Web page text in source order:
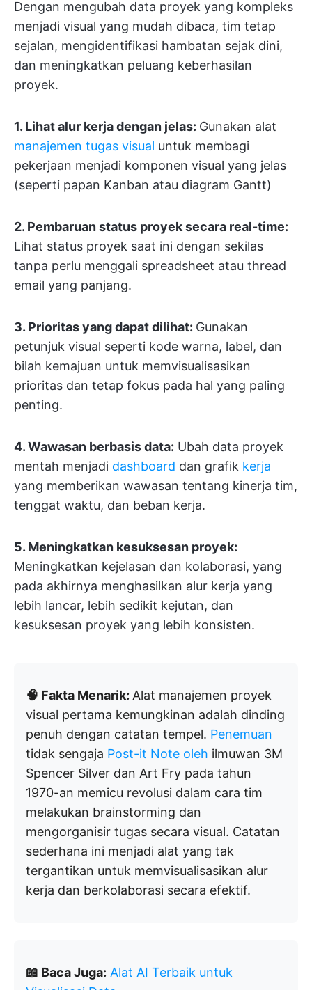
Dengan mengubah data proyek yang kompleks
menjadi visual yang mudah dibaca, tim tetap
sejalan, mengidentifikasi hambatan sejak dini,
dan meningkatkan peluang keberhasilan
proyek.
1. Lihat alur kerja dengan jelas: Gunakan alat
manajemen tugas visual untuk membagi
pekerjaan menjadi komponen visual yang jelas
(seperti papan Kanban atau diagram Gantt)
2. Pembaruan status proyek secara real-time:
Lihat status proyek saat ini dengan sekilas
tanpa perlu menggali spreadsheet atau thread
email yang panjang.
3. Prioritas yang dapat dilihat: Gunakan
petunjuk visual seperti kode warna, label, dan
bilah kemajuan untuk memvisualisasikan
prioritas dan tetap fokus pada hal yang paling
penting.
4. Wawasan berbasis data: Ubah data proyek
mentah menjadi dashboard dan grafik kerja
yang memberikan wawasan tentang kinerja tim,
tenggat waktu, dan beban kerja.
5. Meningkatkan kesuksesan proyek:
Meningkatkan kejelasan dan kolaborasi, yang
pada akhirnya menghasilkan alur kerja yang
lebih lancar, lebih sedikit kejutan, dan
kesuksesan proyek yang lebih konsisten.
🧠 Fakta Menarik: Alat manajemen proyek
visual pertama kemungkinan adalah dinding
penuh dengan catatan tempel. Penemuan
tidak sengaja Post-it Note oleh ilmuwan 3M
Spencer Silver dan Art Fry pada tahun
1970-an memicu revolusi dalam cara tim
melakukan brainstorming dan
mengorganisir tugas secara visual. Catatan
sederhana ini menjadi alat yang tak
tergantikan untuk memvisualisasikan alur
kerja dan berkolaborasi secara efektif.
📖 Baca Juga: Alat AI Terbaik untuk